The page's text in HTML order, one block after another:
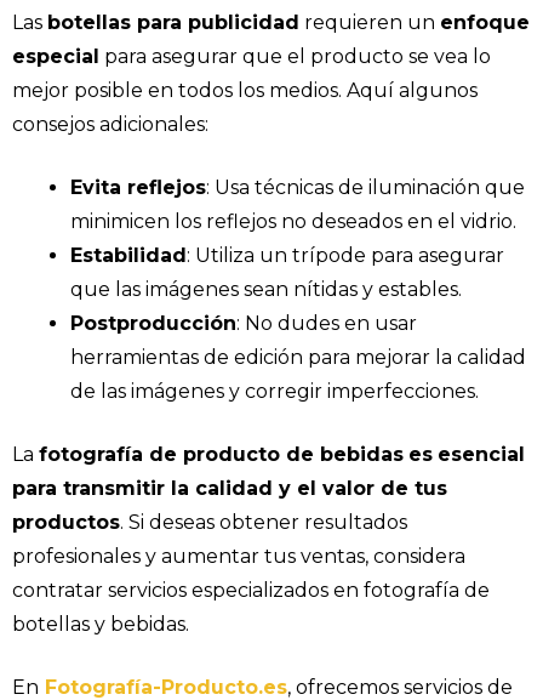
Las botellas para publicidad requieren un enfoque
especial para asegurar que el producto se vea lo
mejor posible en todos los medios. Aquí algunos
consejos adicionales:
Evita reflejos: Usa técnicas de iluminación que
minimicen los reflejos no deseados en el vidrio.
Estabilidad: Utiliza un trípode para asegurar
que las imágenes sean nítidas y estables.
Postproducción: No dudes en usar
herramientas de edición para mejorar la calidad
de las imágenes y corregir imperfecciones.
La fotografía de producto de bebidas es esencial
para transmitir la calidad y el valor de tus
productos. Si deseas obtener resultados
profesionales y aumentar tus ventas, considera
contratar servicios especializados en fotografía de
botellas y bebidas.
En Fotografía-Producto.es, ofrecemos servicios de